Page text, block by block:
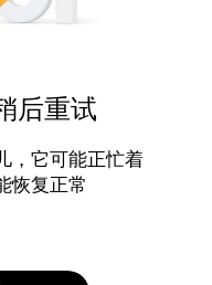
后重试
，它可能正忙着
恢复正常